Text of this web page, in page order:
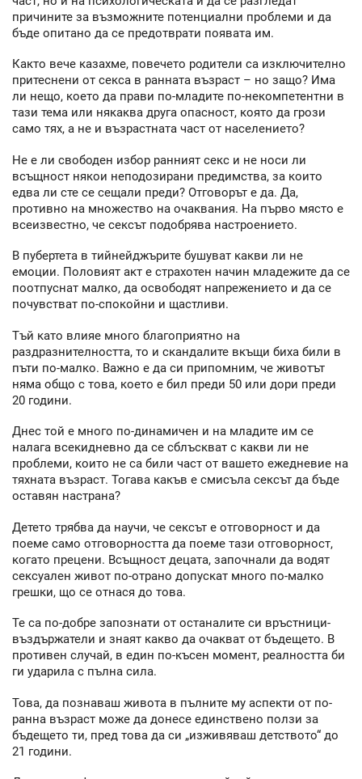
причините за възможните потенциални проблеми и да
бъде опитано да се предотврати появата им.
Както вече казахме, повечето родители са изключително
притеснени от секса в ранната възраст – но защо? Има
ли нещо, което да прави по-младите по-некомпетентни в
тази тема или някаква друга опасност, която да грози
само тях, а не и възрастната част от населението?
Не е ли свободен избор ранният секс и не носи ли
всъщност някои неподозирани предимства, за които
едва ли сте се сещали преди? Отговорът е да. Да,
противно на множество на очаквания. На първо място е
всеизвестно, че сексът подобрява настроението.
В пубертета в тийнейджърите бушуват какви ли не
емоции. Половият акт е страхотен начин младежите да се
поотпуснат малко, да освободят напрежението и да се
почувстват по-спокойни и щастливи.
Тъй като влияе много благоприятно на
раздразнителността, то и скандалите вкъщи биха били в
пъти по-малко. Важно е да си припомним, че животът
няма общо с това, което е бил преди 50 или дори преди
20 години.
Днес той е много по-динамичен и на младите им се
налага всекидневно да се сблъскват с какви ли не
проблеми, които не са били част от вашето ежедневие на
тяхната възраст. Тогава какъв е смисъла сексът да бъде
оставян настрана?
Детето трябва да научи, че сексът е отговорност и да
поеме само отговорността да поеме тази отговорност,
когато прецени. Всъщност децата, започнали да водят
сексуален живот по-отрано допускат много по-малко
грешки, що се отнася до това.
Те са по-добре запознати от останалите си връстници-
въздържатели и знаят какво да очакват от бъдещето. В
противен случай, в един по-късен момент, реалността би
ги ударила с пълна сила.
Това, да познаваш живота в пълните му аспекти от по-
ранна възраст може да донесе единствено ползи за
бъдещето ти, пред това да си „изживяваш детството“ до
21 години.